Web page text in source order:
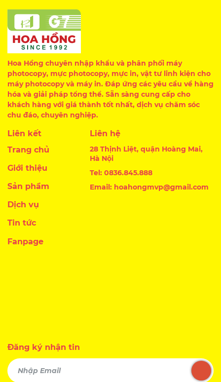
Hoa Hồng chuyên nhập khẩu và phân phối máy
photocopy, mực photocopy, mực in, vật tư linh kiện cho
máy photocopy và máy in. Đáp ứng các yêu cầu về hàng
hóa và giải pháp tổng thể. Sẵn sàng cung cấp cho
khách hàng với giá thành tốt nhất, dịch vụ chăm sóc
chu đáo, chuyên nghiệp.
Liên kết
Trang chủ
Giới thiệu
Sản phẩm
Dịch vụ
Tin tức
Liên hệ
28 Thịnh Liệt, quận Hoàng Mai,
Hà Nội
Tel: 0836.845.888
Email: hoahongmvp@gmail.com
Fanpage
Đăng ký nhận tin